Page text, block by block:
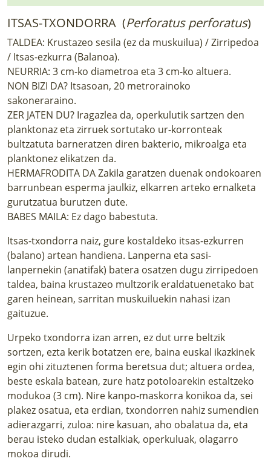
ITSAS-TXONDORRA (Perforatus perforatus)
TALDEA: Krustazeo sesila (ez da muskuilua) / Zirripedoa
/ Itsas-ezkurra (Balanoa).
NEURRIA: 3 cm-ko diametroa eta 3 cm-ko altuera.
NON BIZI DA? Itsasoan, 20 metrorainoko
sakoneraraino.
ZER JATEN DU? Iragazlea da, operkulutik sartzen den
planktonaz eta zirruek sortutako ur-korronteak
bultzatuta barneratzen diren bakterio, mikroalga eta
planktonez elikatzen da.
HERMAFRODITA DA Zakila garatzen duenak ondokoaren
barrunbean esperma jaulkiz, elkarren arteko ernalketa
gurutzatua burutzen dute.
BABES MAILA: Ez dago babestuta.
Itsas-txondorra naiz, gure kostaldeko itsas-ezkurren
(balano) artean handiena. Lanperna eta sasi-
lanpernekin (anatifak) batera osatzen dugu zirripedoen
taldea, baina krustazeo multzorik eraldatuenetako bat
garen heinean, sarritan muskuiluekin nahasi izan
gaituzue.
Urpeko txondorra izan arren, ez dut urre beltzik
sortzen, ezta kerik botatzen ere, baina euskal ikazkinek
egin ohi zituztenen forma beretsua dut; altuera ordea,
beste eskala batean, zure hatz potoloarekin estaltzeko
modukoa (3 cm). Nire kanpo-maskorra konikoa da, sei
plakez osatua, eta erdian, txondorren nahiz sumendien
adierazgarri, zuloa: nire kasuan, aho obalatua da, eta
berau isteko dudan estalkiak, operkuluak, olagarro
mokoa dirudi.